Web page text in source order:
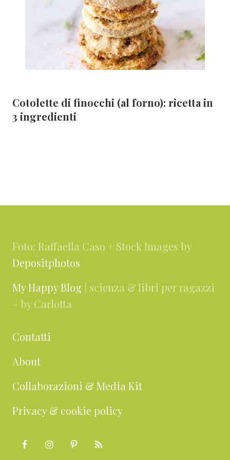
Cotolette di finocchi (al forno): ricetta in
3 ingredienti
Foto: Raffaella Caso + Stock Images by
Depositphotos
My Happy Blog | scienza & libri per ragazzi
– by Carlotta
Contatti
About
Collaborazioni & Media Kit
Privacy & cookie policy